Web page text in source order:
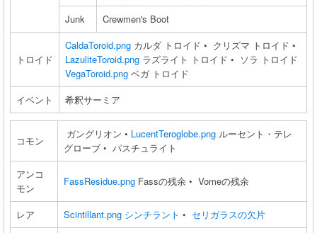
Junk
Crewmen's Boot
トロイド
CaldaToroid.png カルダ トロイド • クリズマ トロイド •
LazuliteToroid.png ラズライト トロイド • ソラ トロイド
VegaToroid.png ベガ トロイド
イベント
希釈サーミア
コモン
ガングリオン • LucentTeroglobe.png ルーセント・テレ
グローブ • パスチュライト
アンコ
モン
FassResidue.png Fassの残余 • Vomeの残余
レア Scintillant.png シンチラント • セリガラスの欠片